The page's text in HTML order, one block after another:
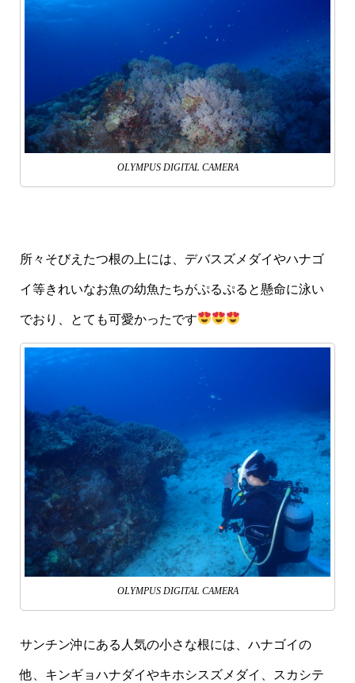
OLYMPUS DIGITAL CAMERA
所々そびえたつ根の上には、デバスズメダイやハナゴ
イ等きれいなお魚の幼魚たちがぷるぷると懸命に泳い
でおり、とても可愛かったです
OLYMPUS DIGITAL CAMERA
サンチン沖にある人気の小さな根には、ハナゴイの
他、キンギョハナダイやキホシスズメダイ、スカシテ